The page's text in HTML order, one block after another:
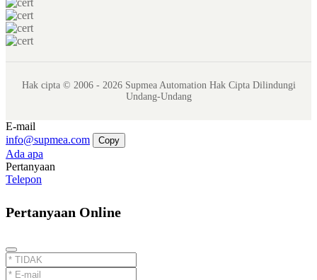
Hak cipta © 2006 - 2026 Supmea Automation Hak Cipta Dilindungi
Undang-Undang
E-mail
info@supmea.com
Copy
Ada apa
Pertanyaan
Telepon
Pertanyaan Online